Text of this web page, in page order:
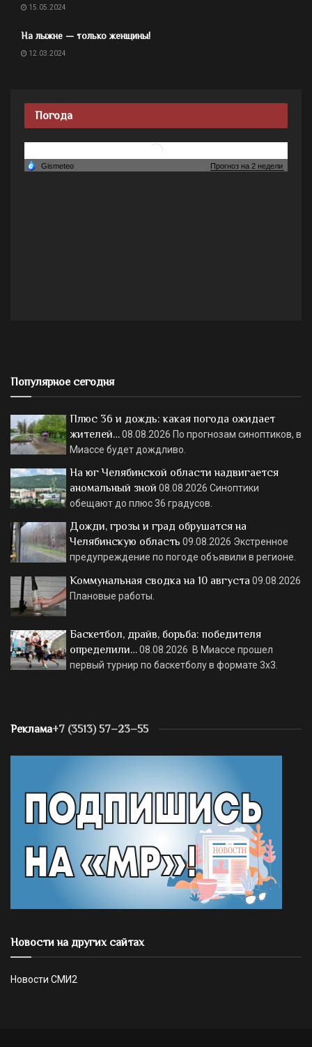
15.05.2024
На лыжне — только женщины!
12.03.2024
Погода
Популярное сегодня
Плюс 36 и дождь: какая погода ожидает
жителей…08.08.2026 По прогнозам синоптиков, в
Миассе будет дождливо.
На юг Челябинской области надвигается
аномальный зной 08.08.2026 Синоптики
обещают до плюс 36 градусов.
Дожди, грозы и град обрушатся на
Челябинскую область 09.08.2026 Экстренное
предупреждение по погоде объявили в регионе.
Коммунальная сводка на 10 августа 09.08.2026
Плановые работы.
Баскетбол, драйв, борьба: победителя
определили…08.08.2026 В Миассе прошел
первый турнир по баскетболу в формате 3х3.
Реклама+7 (3513) 57–23–55
Новости на других сайтах
Новости СМИ2